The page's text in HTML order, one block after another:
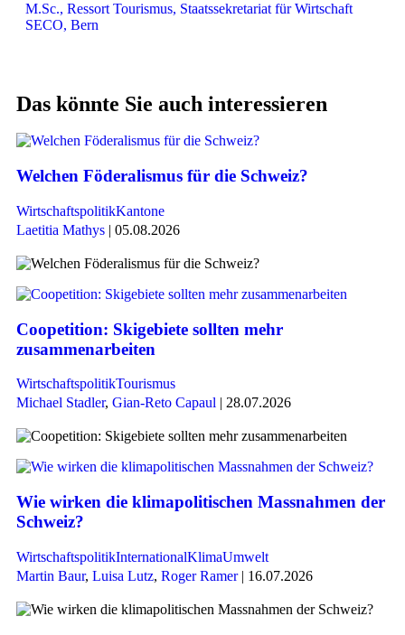
M.Sc., Ressort Tourismus, Staatssekretariat für Wirtschaft
SECO, Bern
Das könnte Sie auch interessieren
Welchen Föderalismus für die Schweiz?
WirtschaftspolitikKantone
Laetitia Mathys | 05.08.2026
Coopetition: Skigebiete sollten mehr
zusammenarbeiten
WirtschaftspolitikTourismus
Michael Stadler, Gian-Reto Capaul | 28.07.2026
Wie wirken die klimapolitischen Massnahmen der
Schweiz?
WirtschaftspolitikInternationalKlimaUmwelt
Martin Baur, Luisa Lutz, Roger Ramer| 16.07.2026